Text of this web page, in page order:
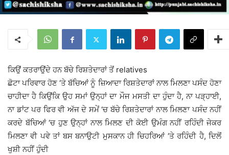
ਕਿਉਂ ਕਤਰਾਉਂਦੇ ਹਨ ਬੱਚੇ ਰਿਸ਼ਤੇਦਾਰਾਂ ਤੋਂ relatives
ਛੋਟਾ ਪਰਿਵਾਰ ਹੋਣ ‘ਤੇ ਬੱਚਿਆਂ ਨੂੰ ਜ਼ਿਆਦਾ ਰਿਸ਼ਤੇਦਾਰਾਂ ਨਾਲ ਮਿਲਣਾ ਪਸੰਦ ਹੋਣਾ
ਚਾਹੀਦਾ ਹੈ ਕਿਉਂਕਿ ਉਹ ਸਮਾਂ ਉਨ੍ਹਾਂ ਦਾ ਮੌਜ ਮਸਤੀ ਦਾ ਹੁੰਦਾ ਹੈ, ਨਾ ਪੜ੍ਹਾਈ,
ਨਾ ਡਾਂਟ ਪਰ ਫਿਰ ਵੀ ਅੱਜ ਦੇ ਸਮੇਂ ‘ਚ ਬੱਚੇ ਰਿਸ਼ਤੇਦਾਰਾਂ ਨਾਲ ਮਿਲਣਾ ਪਸੰਦ ਨਹੀਂ
ਕਰਦੇ ਬੱਚਿਆਂ ‘ਚ ਹੁਣ ਉਨ੍ਹਾਂ ਨਾਲ ਮਿਲਣ ਦੀ ਕੋਈ ਉਮੰਗ ਨਹੀਂ ਰਹਿੰਦੀ ਜੇਕਰ
ਮਿਲਣਾ ਵੀ ਪਵੇ ਤਾਂ ਬਸ ਬਨਾਉਟੀ ਮੁਸਕਾਨ ਹੀ ਚਿਹਰਿਆਂ ‘ਤੇ ਰਹਿੰਦੀ ਹੈ, ਦਿਲੋਂ
ਖੁਸ਼ੀ ਨਹੀਂ ਹੁੰਦੀ